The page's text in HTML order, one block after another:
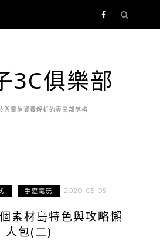
3C俱樂部
與電信資費解析的專業部落格
手遊電玩 2020-05-05
素材島特色與攻略懶
人包(二)